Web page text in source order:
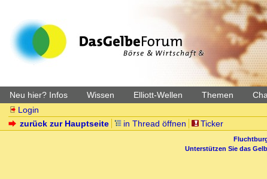
Neu hier? Infos Wissen Elliott-Wellen Themen
Login
zurück zur Hauptseite
in Thread öffnen Ticker
Unterstützen Sie das